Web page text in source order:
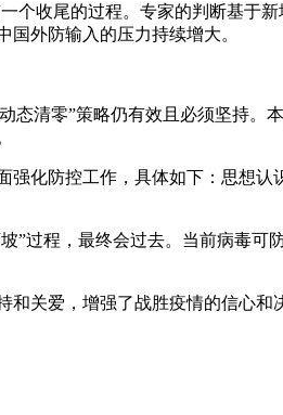
个收尾的过程。专家的判断基于
外防输入的压力持续增大。
态清零”策略仍有效且必须坚持。
化防控工作，具体如下：思想认
”过程，最终会过去。当前病毒可
关爱，增强了战胜疫情的信心和